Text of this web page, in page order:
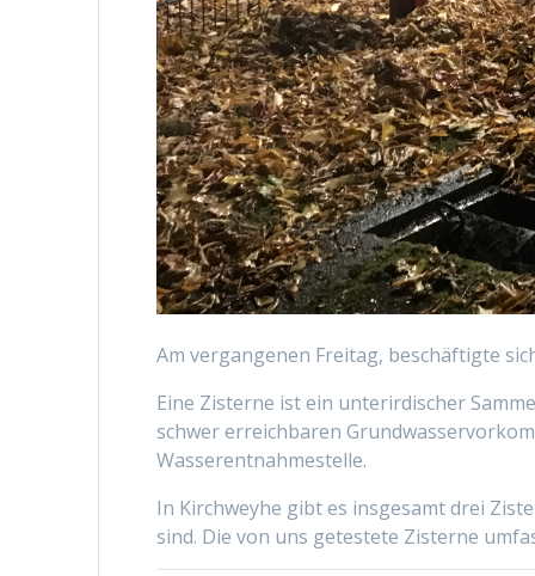
Am vergangenen Freitag, beschäftigte
Eine Zisterne ist ein unterirdischer
schwer erreichbaren
Wasserentnahmestelle.
In Kirchweyhe gibt es insgesamt drei
sind. Die von uns getestete Zisterne